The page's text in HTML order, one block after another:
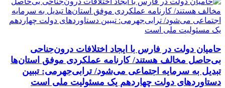
حامیان دولت در فارس با ایجاد اختلافات درون‌جناحی
بی‌حاصل مخالف هستند/ کارنامه عملکردی موفق استان‌ها
تبدیل به سرمایه اجتماعی می‌شود/ ترابی‌جهرمی: تببین
دستاوردهای دولت چهاردهم یک مسئولیت ملی است